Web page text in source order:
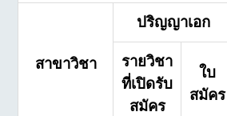
สาขาวิชา
ปริญญาเอก
รายวิชา
ที่เปิดรับ
สมัคร
ใบ
สมัคร